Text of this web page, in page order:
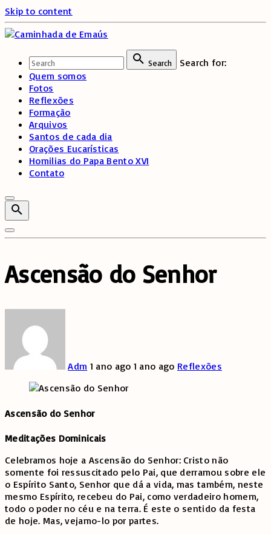
Skip to content
Search
Search for:
Quem somos
Fotos
Reflexões
Formação
Arquivos
Santos de cada dia
Orações Eucarísticas
Homilias do Papa Bento XVI
Contato
Ascensão do Senhor
Adm 1 ano ago 1 ano ago Reflexões
Ascensão do Senhor
Meditações Dominicais
Celebramos hoje a Ascensão do Senhor: Cristo não
somente foi ressuscitado pelo Pai, que derramou sobre ele
o Espírito Santo, Senhor que dá a vida, mas também, neste
mesmo Espírito, recebeu do Pai, como verdadeiro homem,
todo o poder no céu e na terra. É este o sentido da festa
de hoje. Mas, vejamo-lo por partes.